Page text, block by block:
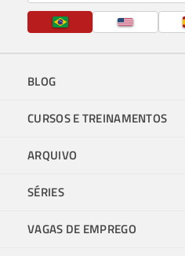
BLOG
CURSOS E TREINAMENTOS
ARQUIVO
SÉRIES
VAGAS DE EMPREGO